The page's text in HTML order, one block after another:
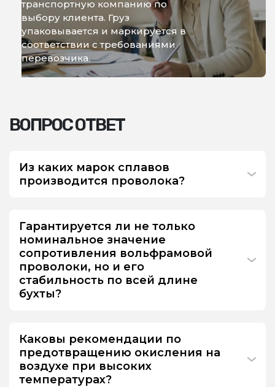
транспортную компанию по
выбору клиента. Груз
упаковывается и маркируется в
соответствии с требованиями
перевозчика.
ВОПРОС ОТВЕТ
Из каких марок сплавов
производится проволока?
Гарантируется ли не только
номинальное значение
сопротивления вольфрамовой
проволоки, но и его
стабильность по всей длине
бухты?
Каковы рекомендации по
предотвращению окисления на
воздухе при высоких
температурах?